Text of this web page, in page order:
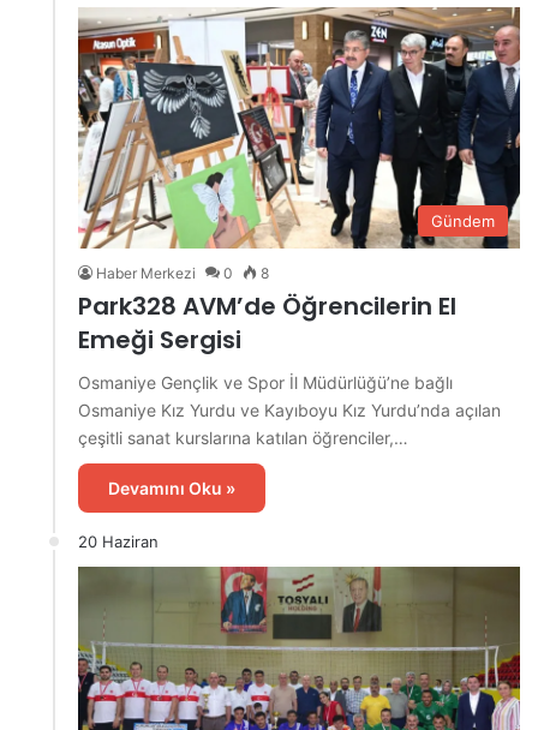
Gündem
Haber Merkezi 0 8
Park328 AVM’de Öğrencilerin El
Emeği Sergisi
Osmaniye Gençlik ve Spor İl Müdürlüğü’ne bağlı
Osmaniye Kız Yurdu ve Kayıboyu Kız Yurdu’nda açılan
çeşitli sanat kurslarına katılan öğrenciler,…
Devamını Oku »
20 Haziran